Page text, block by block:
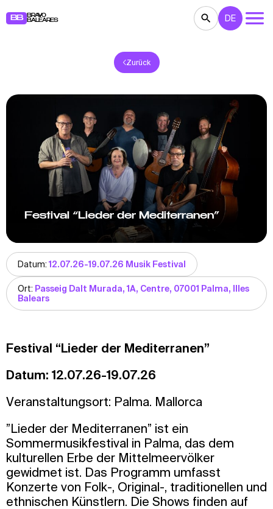
BB
BRAVO
BALEARES
THEATER
RESTAURANTS MÄRKTE PARTEIEN
FÜR KINDER BB NOTE
DE
Zurück
Festival “Lieder der Mediterranen”
Datum:12.07.26-19.07.26 Musik Festival
Ort: Passeig Dalt Murada, 1A, Centre, 07001 Palma, Illes
Balears
Festival “Lieder der Mediterranen”
Datum: 12.07.26-19.07.26
Veranstaltungsort: Palma. Mallorca
”Lieder der Mediterranen” ist ein
Sommermusikfestival in Palma, das dem
kulturellen Erbe der Mittelmeervölker
gewidmet ist. Das Programm umfasst
Konzerte von Folk-, Original-, traditionellen und
ethnischen Künstlern. Die Shows finden auf